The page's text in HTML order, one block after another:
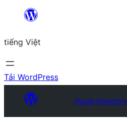
Chuyển
phần
nội
dung
tiếng Việt
Tải WordPress
Plugin Directory